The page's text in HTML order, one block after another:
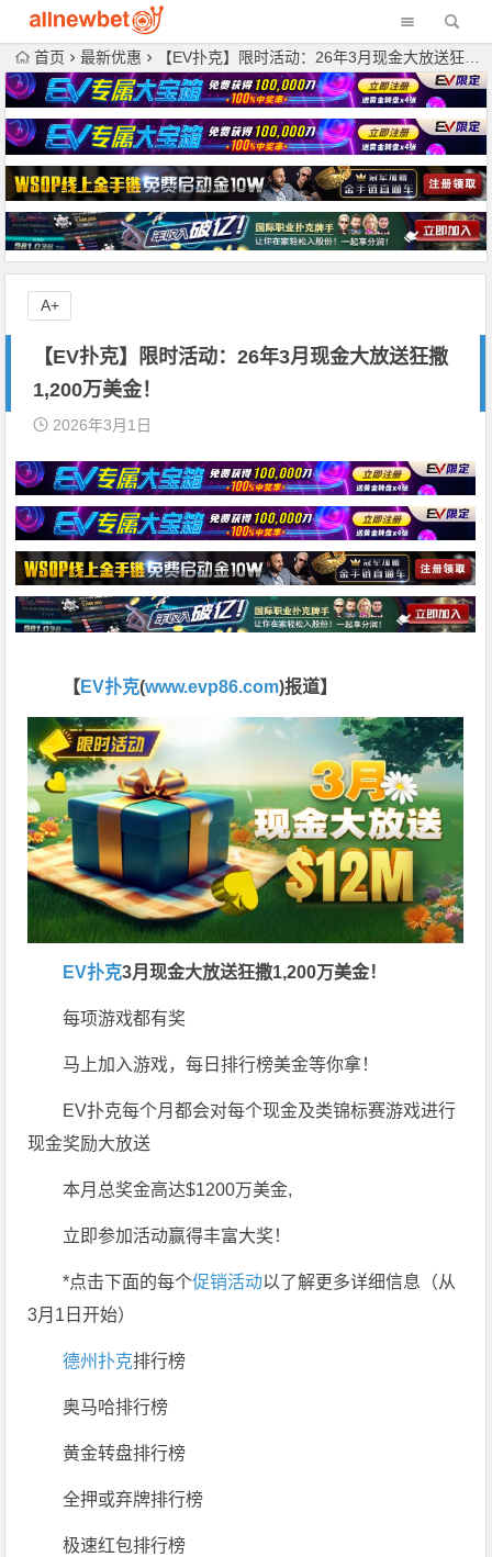
首页 最新优惠 【EV扑克】限时活动：26年3月现金大放送狂撒1,200万美金！
【EV扑克】限时活动：26年3月现金大放送狂撒
1,200万美金！
2026年3月1日
【 EV扑克(www.evp86.com)报道】
EV扑克3月现金大放送狂撒1,200万美金！
每项游戏都有奖
马上加入游戏，每日排行榜美金等你拿！
EV扑克每个月都会对每个现金及类锦标赛游戏进行
现金奖励大放送
本月总奖金高达$1200万美金,
立即参加活动赢得丰富大奖！
*点击下面的每个促销活动以了解更多详细信息（从
3月1日开始）
德州扑克排行榜
奥马哈排行榜
黄金转盘排行榜
全押或弃牌排行榜
极速红包排行榜
A+